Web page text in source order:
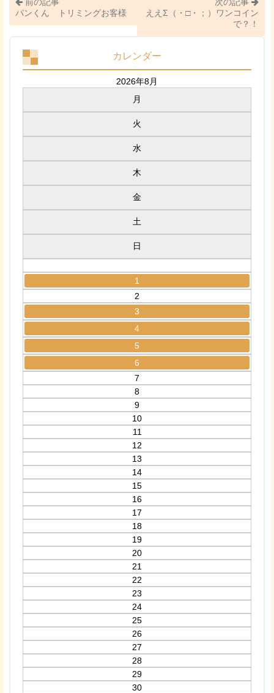
パンくん トリミングお客様
ええΣ（・□・；）ワンコイン
で？！
カレンダー
2026年8月
月
火
水
木
金
土
日
1
2
3
4
5
6
7
8
9
10
11
12
13
14
15
16
17
18
19
20
21
22
23
24
25
26
27
28
29
30